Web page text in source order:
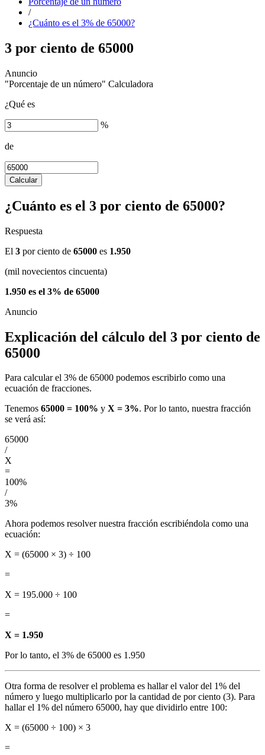
/
¿Cuánto es el 3% de 65000?
3 por ciento de 65000
"Porcentaje de un número" Calculadora
¿Qué es
%
de
Calcular
¿Cuánto es el 3 por ciento de 65000?
Respuesta
El 3 por ciento de 65000 es 1.950
(mil novecientos cincuenta)
1.950 es el 3% de 65000
Explicación del cálculo del 3 por ciento de
65000
Para calcular el 3% de 65000 podemos escribirlo como una
ecuación de fracciones.
Tenemos 65000 = 100% y X = 3%. Por lo tanto, nuestra fracción
se verá así:
65000
/
X
=
100%
/
3%
Ahora podemos resolver nuestra fracción escribiéndola como una
ecuación:
X = (65000 × 3) ÷ 100
=
X = 195.000 ÷ 100
=
X = 1.950
Por lo tanto, el 3% de 65000 es 1.950
Otra forma de resolver el problema es hallar el valor del 1% del
número y luego multiplicarlo por la cantidad de por ciento (3). Para
hallar el 1% del número 65000, hay que dividirlo entre 100:
X = (65000 ÷ 100) × 3
=